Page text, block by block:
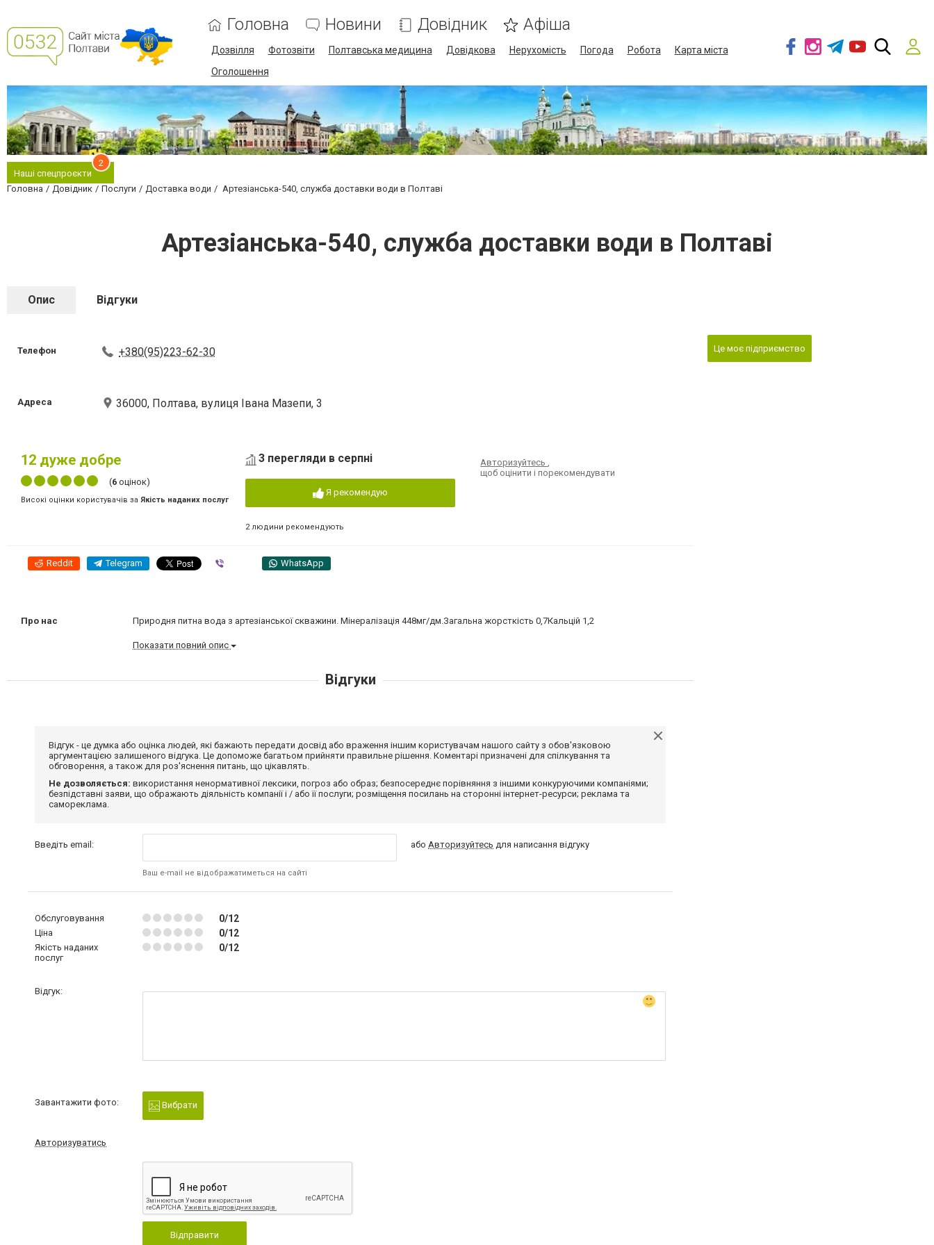
Головна Новини Довідник Афіша
Дозвілля Фотозвіти Полтавська медицина Довідкова Нерухомість Погода Робота
Карта міста
Оголошення
Наші спецпроєкти
2
Головна Довідник Послуги Доставка води Артезіанська-540, служба доставки води в Полтаві
Артезіанська-540, служба доставки води в Полтаві
Опис Відгуки
Телефон +380(95)223-62-30
Адреса 36000, Полтава, вулиця Івана Мазепи, 3
12 дуже добре
(6 оцінок)
Високі оцінки користувачів за Якість наданих послуг
3 перегляди в серпні
Я рекомендую
2 людини рекомендують
Авторизуйтесь,
щоб оцінити і порекомендувати
Reddit Telegram WhatsApp
Про нас Природня питна вода з артезіанської скважини. Мінералізація 448мг/дм.Загальна жорсткість 0,7Кальцій 1,2
Показати повний опис
Це моє підприємство
Відгуки
Відгук - це думка або оцінка людей, які бажають передати досвід або враження іншим користувачам нашого сайту з обов'язковою
аргументацією залишеного відгука. Це допоможе багатьом прийняти правильне рішення. Коментарі призначені для спілкування та
обговорення, а також для роз'яснення питань, що цікавлять.
Не дозволяється: використання ненормативної лексики, погроз або образ; безпосереднє порівняння з іншими конкуруючими компаніями;
безпідставні заяви, що ображають діяльність компанії і / або її послуги; розміщення посилань на сторонні інтернет-ресурси; реклама та
самореклама.
Введіть email:
Ваш e-mail не відображатиметься на сайті
абоАвторизуйтесь для написання відгуку
Обслуговування 0/12
Ціна 0/12
Якість наданих
послуг
0/12
Відгук:
Завантажити фото: Вибрати
Авторизуватись
Відправити